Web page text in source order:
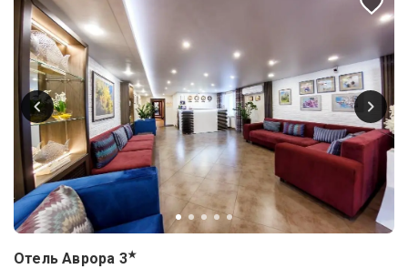
Отель Аврора 3★